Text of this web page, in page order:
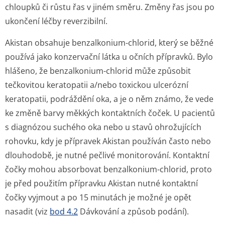
chloupků či růstu řas v jiném směru. Změny řas jsou po
ukončení léčby reverzibilní.
Akistan obsahuje benzalkonium-chlorid, který se běžné
používá jako konzervační látka u očních přípravků. Bylo
hlášeno, že benzalkonium-chlorid může způsobit
tečkovitou keratopatii a/nebo toxickou ulcerózní
keratopatii, podráždění oka, a je o něm známo, že vede
ke změně barvy měkkých kontaktních čoček. U pacientů
s diagnózou suchého oka nebo u stavů ohrožujících
rohovku, kdy je přípravek Akistan používán často nebo
dlouhodobě, je nutné pečlivé monitorování. Kontaktní
čočky mohou absorbovat benzalkonium-chlorid, proto
je před použitím přípravku Akistan nutné kontaktní
čočky vyjmout a po 15 minutách je možné je opět
nasadit (viz bod 4.2 Dávkování a způsob podání).